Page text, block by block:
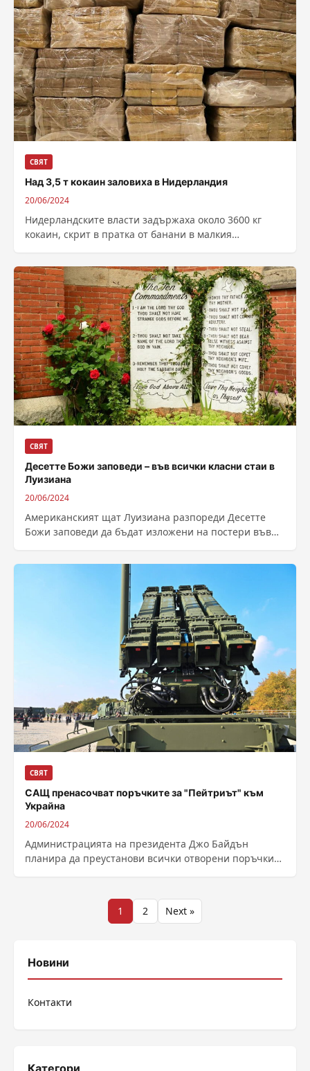
СВЯТ
Над 3,5 т кокаин заловиха в Нидерландия
20/06/2024
Нидерландските власти задържаха около 3600 кг
кокаин, скрит в пратка от банани в малкия
Стойността...
СВЯТ
Десетте Божи заповеди – във всички класни стаи в
Луизиана
20/06/2024
Американският щат Луизиана разпореди Десетте
Божи заповеди да бъдат изложени на постери във
СВЯТ
САЩ пренасочват поръчките за "Пейтриът" към
Украйна
20/06/2024
Администрацията на президента Джо Байдън
планира да преустанови всички отворени поръчки
публикациите
1 2 Next »
Новини
Контакти
Категори